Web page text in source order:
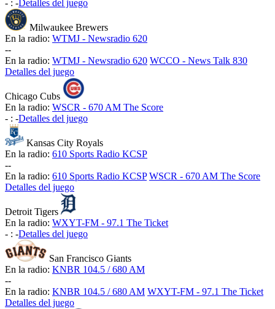
- : - Detalles del juego
Milwaukee Brewers
En la radio: WTMJ - Newsradio 620
--
En la radio: WTMJ - Newsradio 620 WCCO - News Talk 830
Detalles del juego
Chicago Cubs
En la radio: WSCR - 670 AM The Score
- : -Detalles del juego
Kansas City Royals
En la radio: 610 Sports Radio KCSP
--
En la radio: 610 Sports Radio KCSP WSCR - 670 AM The Score
Detalles del juego
Detroit Tigers
En la radio: WXYT-FM - 97.1 The Ticket
- : -Detalles del juego
San Francisco Giants
En la radio: KNBR 104.5 / 680 AM
--
En la radio: KNBR 104.5 / 680 AM WXYT-FM - 97.1 The Ticket
Detalles del juego